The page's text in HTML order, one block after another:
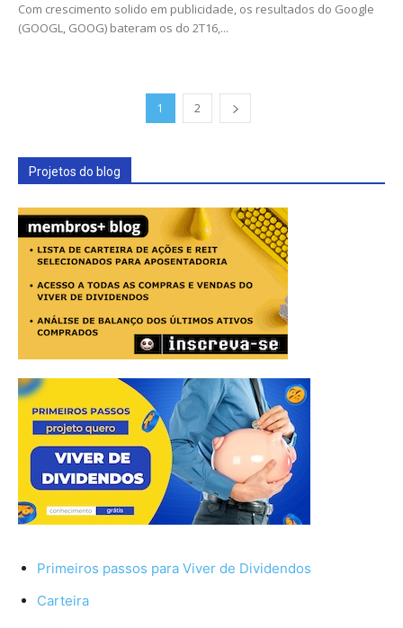
Com crescimento solido em publicidade, os resultados do Google
(GOOGL, GOOG) bateram os do 2T16,...
1 2
Projetos do blog
Primeiros passos para Viver de Dividendos
Carteira